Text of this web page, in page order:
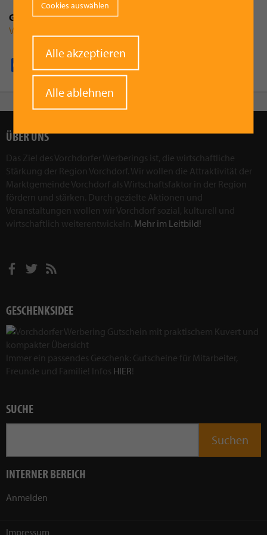
Gemeinde
Vorchdorf
ÜBER UNS
Das Ziel des Vorchdorfer Werberings ist, die wirtschaftliche
Stärkung der Region Vorchdorf. Wir wollen die Attraktivität der
Marktgemeinde Vorchdorf als Wirtschaftsfaktor in der Region
fördern und stärken. Durch gezielte Aktionen und
Veranstaltungen wollen wir Vorchdorf sozial, kulturell und
wirtschaftlich weiterentwickeln. Mehr im Leitbild!
GESCHENKSIDEE
Immer ein passendes Geschenk: Gutscheine für Mitarbeiter,
Freunde und Familie! Infos HIER!
SUCHE
INTERNER BEREICH
Anmelden
Impressum
Cookies auswählen
Alle akzeptieren
Alle ablehnen